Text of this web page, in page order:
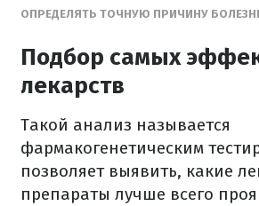
ОПРЕДЕЛЯТЬ ТОЧНУЮ ПРИЧИНУ
Подбор самых
лекарств
Такой анализ называется
фармакогенетическим
позволяет выявить, какие
препараты лучше всего